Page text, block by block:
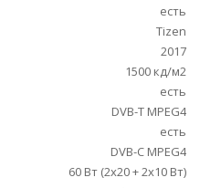
есть
Tizen
2017
1500 кд/м2
есть
DVB-T MPEG4
есть
DVB-C MPEG4
60 Вт (2х20 + 2х10 Вт)